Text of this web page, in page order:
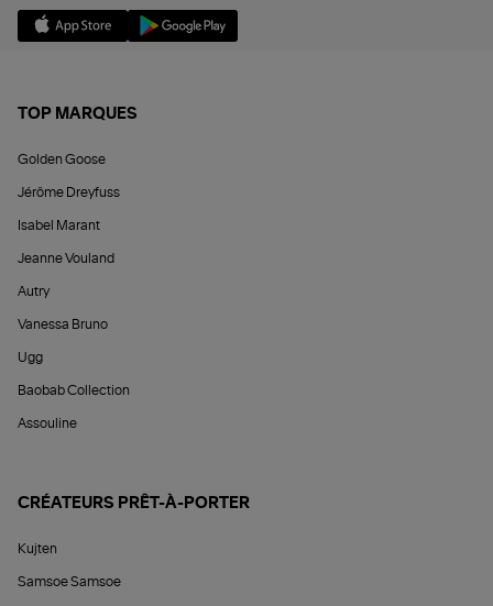
TOP MARQUES
Golden Goose
Jérôme Dreyfuss
Isabel Marant
Jeanne Vouland
Autry
Vanessa Bruno
Ugg
Baobab Collection
Assouline
CRÉATEURS PRÊT-À-PORTER
Kujten
Samsoe Samsoe